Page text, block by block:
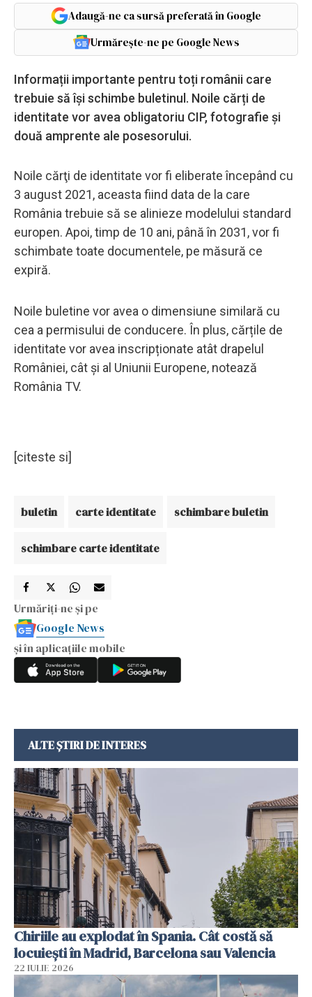
Adaugă-ne ca sursă preferată în Google
Urmărește-ne pe Google News
Informații importante pentru toți românii care
trebuie să își schimbe buletinul. Noile cărți de
identitate vor avea obligatoriu CIP, fotografie și
două amprente ale posesorului.
Noile cărţi de identitate vor fi eliberate începând cu
3 august 2021, aceasta fiind data de la care
România trebuie să se alinieze modelului standard
europen. Apoi, timp de 10 ani, până în 2031, vor fi
schimbate toate documentele, pe măsură ce
expiră.
Noile buletine vor avea o dimensiune similară cu
cea a permisului de conducere. În plus, cărțile de
identitate vor avea inscripționate atât drapelul
României, cât și al Uniunii Europene, notează
România TV.
[citeste si]
buletin carte identitate schimbare buletin
schimbare carte identitate
Urmăriți-ne și pe
Google News
și în aplicațiile mobile
ALTE ȘTIRI DE INTERES
Chiriile au explodat în Spania. Cât costă să
locuiești în Madrid, Barcelona sau Valencia
22 IULIE 2026